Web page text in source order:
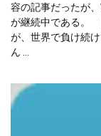
容の記事だったが
が継続中である。
が、世界で負け続
ん ...